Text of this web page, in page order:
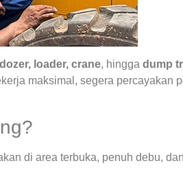
loader, crane, hingga dump
maksimal, segera percayakan
di area terbuka, penuh debu,